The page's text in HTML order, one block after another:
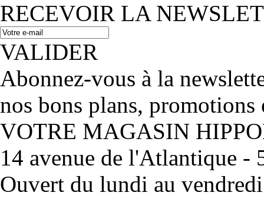
RECEVOIR LA
VALIDER
Abonnez-vous à la
nos bons plans, promotions
VOTRE MAGASIN
14 avenue de l'Atlantique -
Ouvert du lundi au